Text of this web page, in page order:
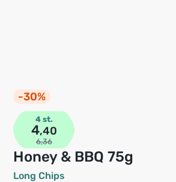
-30%
Honey & BBQ 75g
Long Chips
4 st.
4,40
6,36